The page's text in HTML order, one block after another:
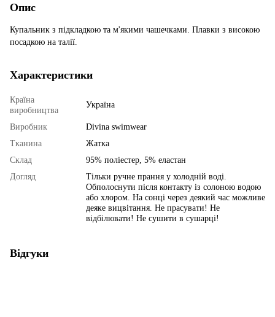
Опис
Купальник з підкладкою та м'якими чашечками. Плавки з високою
посадкою на талії.
Характеристики
Країна
виробництва
Україна
Виробник
Divina swimwear
Тканина
Жатка
Склад
95% поліестер, 5% еластан
Догляд
Тільки ручне прання у холодній воді.
Обполоснути після контакту із солоною водою
або хлором. На сонці через деякий час можливе
деяке вицвітання. Не прасувати! Не
відбілювати! Не сушити в сушарці!
Відгуки